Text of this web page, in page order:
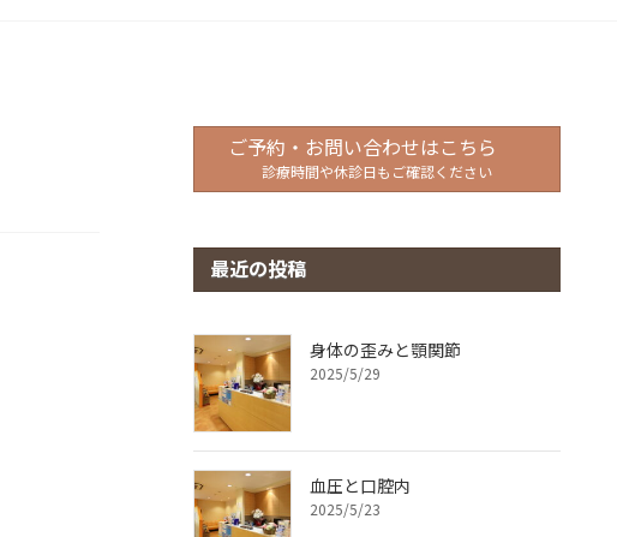
ご予約・お問い合わせはこちら
診療時間や休診日もご確認ください
最近の投稿
身体の歪みと顎関節
2025/5/29
血圧と口腔内
2025/5/23